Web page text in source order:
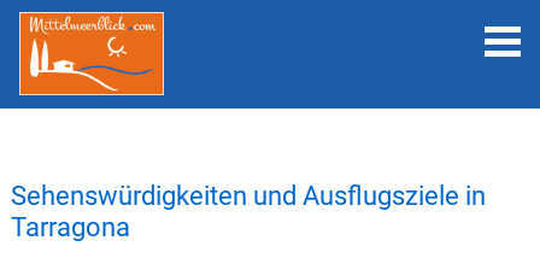
Sehenswürdigkeiten und Ausflugsziele in
Tarragona